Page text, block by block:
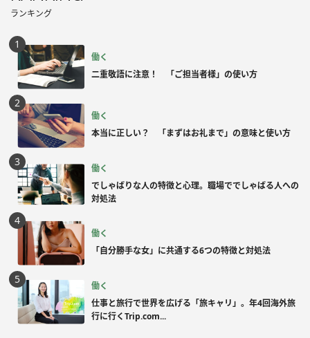
ランキング
働く
二重敬語に注意！ 「ご担当者様」の使い方
働く
本当に正しい？ 「まずはお礼まで」の意味と使い方
働く
でしゃばりな人の特徴と心理。職場ででしゃばる人への
対処法
働く
「自分勝手な女」に共通する6つの特徴と対処法
働く
仕事と旅行で世界を広げる「旅キャリ」。年4回海外旅
行に行くTrip.com...